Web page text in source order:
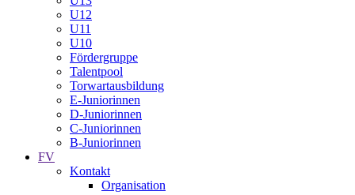
U12
U11
U10
Fördergruppe
Talentpool
Torwartausbildung
E-Juniorinnen
D-Juniorinnen
C-Juniorinnen
B-Juniorinnen
FV
Kontakt
Organisation